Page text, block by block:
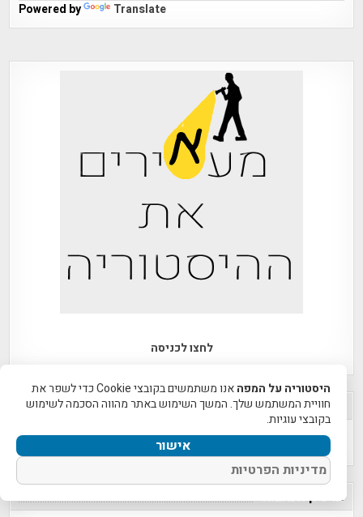
Powered by Translate
לחצו לכניסה
חפש לפי קטגוריה
חפש
לפי
קטגוריה
ארכיון הכתבות
היסטוריה על המפה
אנו משתמשים בקובצי Cookie כדי לשפר את
חוויית המשתמש שלך. המשך השימוש באתר מהווה הסכמה לשימוש
בקובצי עוגיות.
אישור
מדיניות הפרטיות